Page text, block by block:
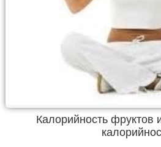
Калорийность фруктов